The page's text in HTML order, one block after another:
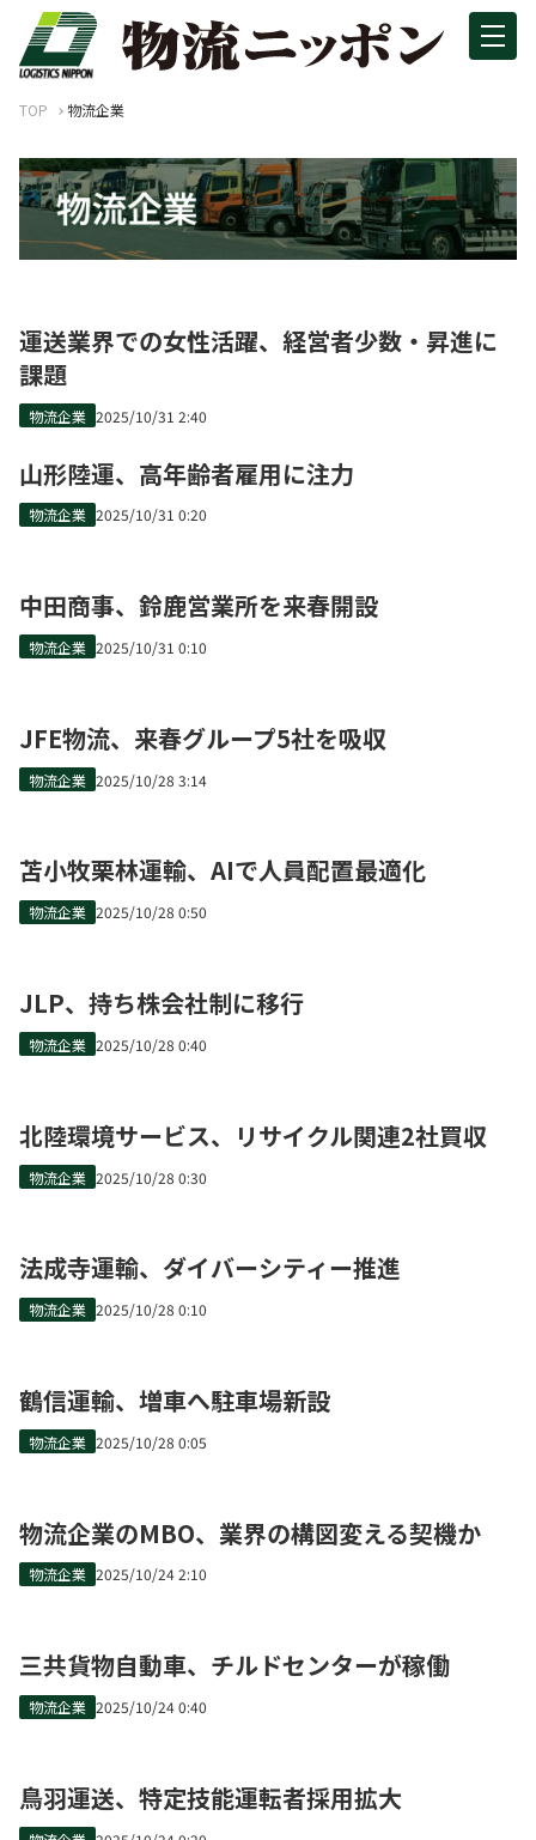
TOP 物流企業
運送業界での女性活躍、経営者少数・昇進に
課題
物流企業 2025/10/31 2:40
山形陸運、高年齢者雇用に注力
物流企業 2025/10/31 0:20
中田商事、鈴鹿営業所を来春開設
物流企業 2025/10/31 0:10
JFE物流、来春グループ5社を吸収
物流企業 2025/10/28 3:14
苫小牧栗林運輸、AIで人員配置最適化
物流企業 2025/10/28 0:50
JLP、持ち株会社制に移行
物流企業 2025/10/28 0:40
北陸環境サービス、リサイクル関連2社買収
物流企業 2025/10/28 0:30
法成寺運輸、ダイバーシティー推進
物流企業 2025/10/28 0:10
鶴信運輸、増車へ駐車場新設
物流企業 2025/10/28 0:05
物流企業のMBO、業界の構図変える契機か
物流企業 2025/10/24 2:10
三共貨物自動車、チルドセンターが稼働
物流企業 2025/10/24 0:40
鳥羽運送、特定技能運転者採用拡大